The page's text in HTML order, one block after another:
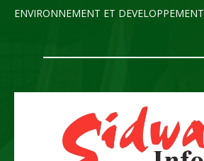
ENVIRONNEMENT ET DEVELOPPEMENT